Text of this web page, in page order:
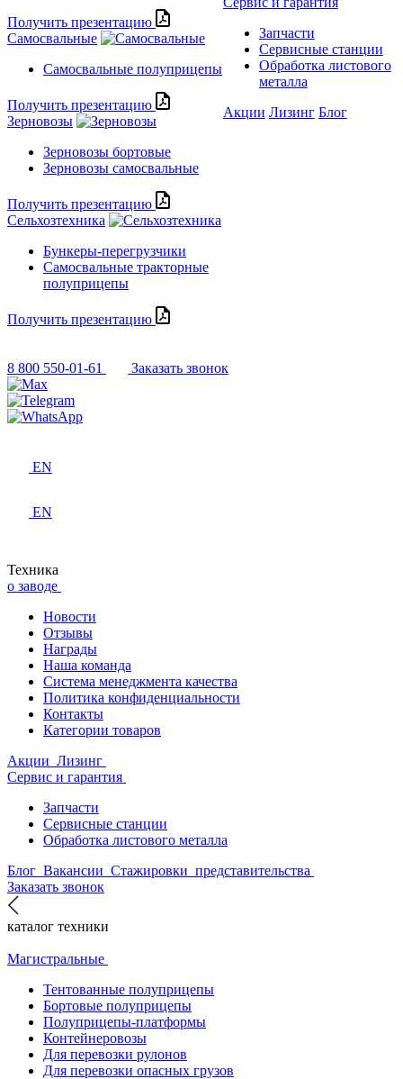
Получить презентацию
Самосвальные
Самосвальные полуприцепы
Получить презентацию
Зерновозы
Зерновозы бортовые
Зерновозы самосвальные
Получить презентацию
Сельхозтехника
Бункеры-перегрузчики
Самосвальные тракторные
полуприцепы
Получить презентацию
Запчасти
Сервисные станции
Обработка листового
металла
Акции Лизинг Блог
8 800 550-01-61 Заказать звонок
EN
EN
Техника
о заводе
Новости
Отзывы
Награды
Наша команда
Система менеджмента качества
Политика конфиденциальности
Контакты
Категории товаров
Акции Лизинг
Сервис и гарантия
Запчасти
Сервисные станции
Обработка листового металла
Блог Вакансии Стажировки представительства
Заказать звонок
каталог техники
Магистральные
Тентованные полуприцепы
Бортовые полуприцепы
Полуприцепы-платформы
Контейнеровозы
Для перевозки рулонов
Для перевозки опасных грузов